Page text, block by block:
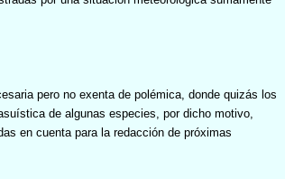
pero no exenta de polémica, donde quizás los
de algunas especies, por dicho motivo,
en cuenta para la redacción de próximas